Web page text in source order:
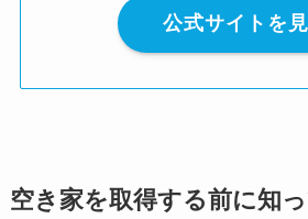
公式サイトを
空き家を取得する前に知